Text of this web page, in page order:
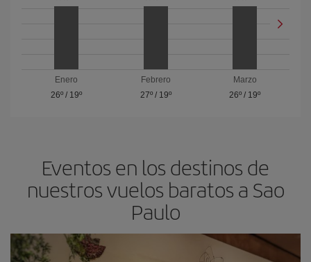
Enero
26º/ 19º
Febrero
27º/ 19º
Marzo
26º / 19º
Eventos en los destinos de
nuestros vuelos baratos a Sao
Paulo